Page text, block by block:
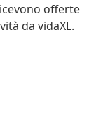
offerte
da vidaXL.